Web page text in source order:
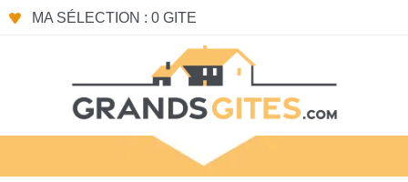
MA SÉLECTION : 0 GITE
Panneau de gestion des cookies